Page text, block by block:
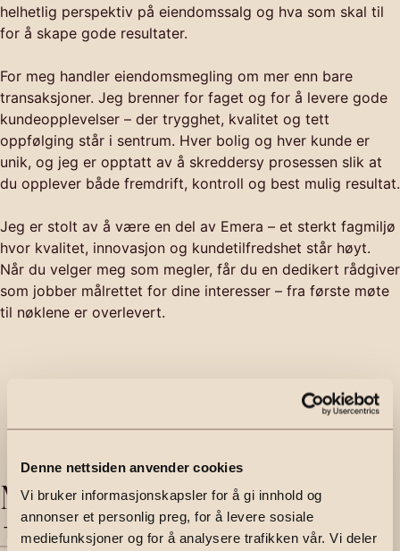
Denne nettsiden anvender cookies
Vi bruker informasjonskapsler for å gi innhold og
annonser et personlig preg, for å levere sosiale
mediefunksjoner og for å analysere trafikken vår. Vi deler
helhetlig perspektiv på eiendomssalg og hva som skal til
for å skape gode resultater.
For meg handler eiendomsmegling om mer enn bare
transaksjoner. Jeg brenner for faget og for å levere gode
kundeopplevelser – der trygghet, kvalitet og tett
oppfølging står i sentrum. Hver bolig og hver kunde er
unik, og jeg er opptatt av å skreddersy prosessen slik at
du opplever både fremdrift, kontroll og best mulig resultat.
Jeg er stolt av å være en del av Emera – et sterkt fagmiljø
hvor kvalitet, innovasjon og kundetilfredshet står høyt.
Når du velger meg som megler, får du en dedikert rådgiver
som jobber målrettet for dine interesser – fra første møte
til nøklene er overlevert.
Mine salg
Til salgs Solgt